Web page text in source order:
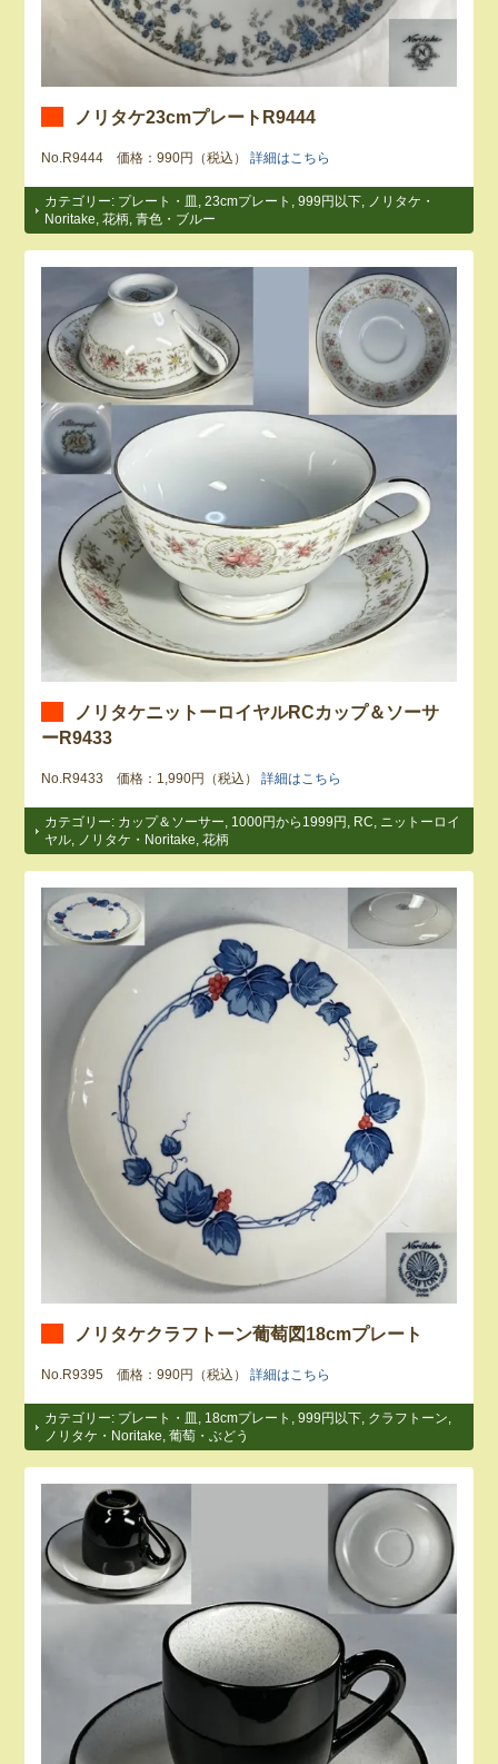
ノリタケ23cmプレートR9444
No.R9444 価格：990円（税込）詳細はこちら
カテゴリー: プレート・皿 ,23cmプレート ,999円以下
ノリタケ・
Noritake ,花柄 ,青色・ブルー
ノリタケニットーロイヤルRCカップ＆ソーサ
ーR9433
No.R9433 価格：1,990円（税込）詳細はこちら
カテゴリー: カップ＆ソーサー, 1000円から1999円 , RC, ニットーロイ
ヤル, ノリタケ・Noritake,花柄
ノリタケクラフトーン葡萄図18cmプレート
No.R9395 価格：990円（税込）詳細はこちら
カテゴリー: プレート・皿 18cmプレート ,999円以下 クラフトーン
ノリタケ・Noritake ,葡萄・ぶどう